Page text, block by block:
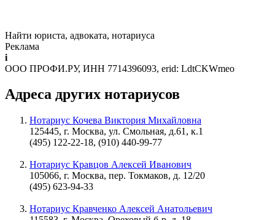
Найти юриста, адвоката, нотариуса
Реклама
i
ООО ПРОФИ.РУ, ИНН 7714396093, erid: LdtCKWmeo
Адреса других нотариусов
Нотариус Кочева Виктория Михайловна
125445, г. Москва, ул. Смольная, д.61, к.1
(495) 122-22-18, (910) 440-99-77
Нотариус Кравцов Алексей Иванович
105066, г. Москва, пер. Токмаков, д. 12/20
(495) 623-94-33
Нотариус Кравченко Алексей Анатольевич